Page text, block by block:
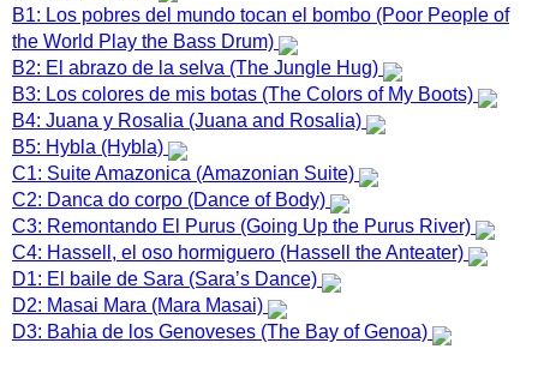
B1: Los pobres del mundo tocan el bombo (Poor People of
the World Play the Bass Drum)
B2: El abrazo de la selva (The Jungle Hug)
B3: Los colores de mis botas (The Colors of My Boots)
B4: Juana y Rosalia (Juana and Rosalia)
B5: Hybla (Hybla)
C1: Suite Amazonica (Amazonian Suite)
C2: Danca do corpo (Dance of Body)
C3: Remontando El Purus (Going Up the Purus River)
C4: Hassell, el oso hormiguero (Hassell the Anteater)
D1: El baile de Sara (Sara’s Dance)
D2: Masai Mara (Mara Masai)
D3: Bahia de los Genoveses (The Bay of Genoa)